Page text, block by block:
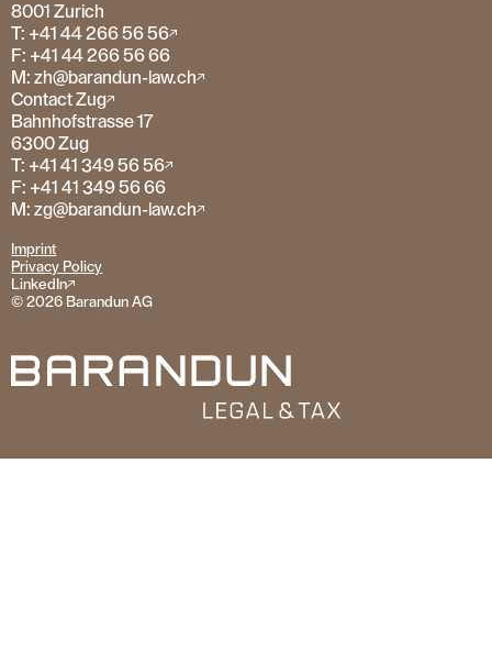
8001 Zurich
T: +41 44 266 56 56
F: +41 44 266 56 66
M: zh@barandun-law.ch
Contact Zug
Bahnhofstrasse 17
6300 Zug
T: +41 41 349 56 56
F: +41 41 349 56 66
M: zg@barandun-law.ch
Imprint
Privacy Policy
LinkedIn
© 2026 Barandun AG